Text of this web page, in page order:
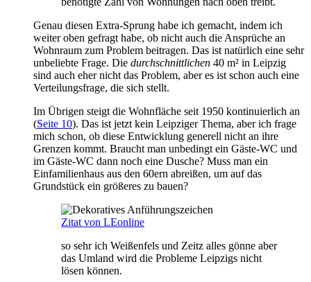
Genau diesen Extra-Sprung habe ich gemacht, indem ich
weiter oben gefragt habe, ob nicht auch die Ansprüche an
Wohnraum zum Problem beitragen. Das ist natürlich eine sehr
unbeliebte Frage. Die durchschnittlichen 40 m² in Leipzig
sind auch eher nicht das Problem, aber es ist schon auch eine
Verteilungsfrage, die sich stellt.
Im Übrigen steigt die Wohnfläche seit 1950 kontinuierlich an
(Seite 10). Das ist jetzt kein Leipziger Thema, aber ich frage
mich schon, ob diese Entwicklung generell nicht an ihre
Grenzen kommt. Braucht man unbedingt ein Gäste-WC und
im Gäste-WC dann noch eine Dusche? Muss man ein
Einfamilienhaus aus den 60ern abreißen, um auf das
Grundstück ein größeres zu bauen?
Zitat von LEonline
so sehr ich Weißenfels und Zeitz alles gönne aber
das Umland wird die Probleme Leipzigs nicht
lösen können.